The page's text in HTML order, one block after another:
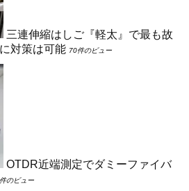
三連伸縮はしご『軽太』で最も故
対策は可能 70件のビュー
OTDR近端測定でダミーファイバ
のビュー